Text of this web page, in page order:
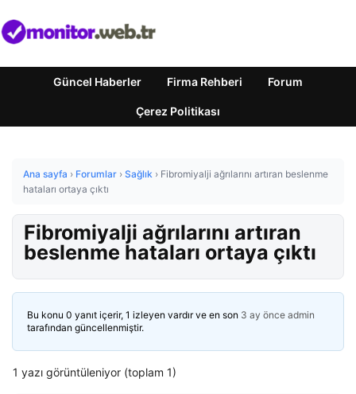
Güncel Haberler Firma Rehberi Forum
Çerez Politikası
Ana sayfa › Forumlar › Sağlık › Fibromiyalji ağrılarını artıran beslenme
hataları ortaya çıktı
Fibromiyalji ağrılarını artıran
beslenme hataları ortaya çıktı
Bu konu 0 yanıt içerir, 1 izleyen vardır ve en son 3 ay önce admin
tarafından güncellenmiştir.
1 yazı görüntüleniyor (toplam 1)